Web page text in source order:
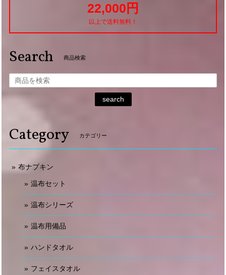
22,000円
以上で送料無料！
Search 商品検索
search
Category カテゴリー
布ナプキン
温布セット
温布シリーズ
温布用備品
ハンドタオル
フェイスタオル